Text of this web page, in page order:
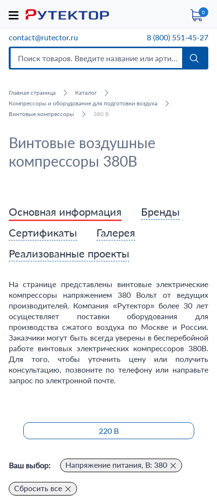
0
contact@rutector.ru 8 (800) 551-45-27
Главная страница
Каталог
Компрессоры и оборудование для подготовки воздуха
Винтовые компрессоры
380 В
Винтовые воздушные
компрессоры 380В
Основная информация
Бренды
Сертификаты
Галерея
Реализованные проекты
На странице представлены винтовые электрические
компрессоры напряжением 380 Вольт от ведущих
производителей. Компания «Рутектор» более 30 лет
осуществляет поставки оборудования для
производства сжатого воздуха по Москве и России.
Заказчики могут быть всегда уверены в бесперебойной
работе винтовых электрических компрессоров 380В.
Для того, чтобы уточнить цену или получить
консультацию, позвоните по телефону или направьте
запрос по электронной почте.
220 В
Ваш выбор: Напряжение питания, В: 380
Сбросить все